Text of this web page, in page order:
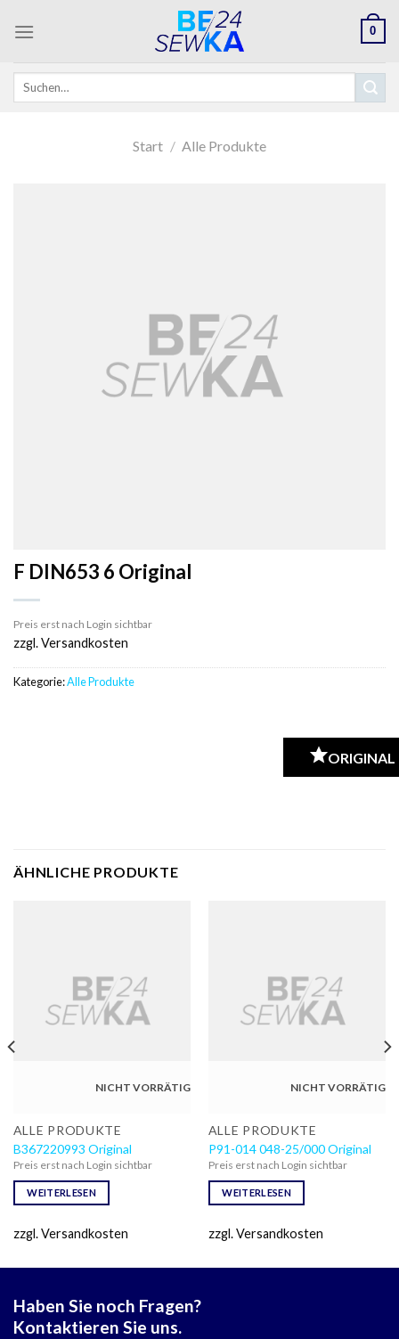
0
Suchen
Start / Alle Produkte
F DIN653 6 Original
Preis erst nach Login sichtbar
zzgl. Versandkosten
Kategorie:Alle Produkte
ORIGINAL
ÄHNLICHE PRODUKTE
NICHT VORRÄTIG
ALLE PRODUKTE
B367220993 Original
Preis erst nach Login sichtbar
WEITERLESEN
zzgl. Versandkosten
NICHT VORRÄTIG
ALLE PRODUKTE
P91-014 048-25/000 Original
Preis erst nach Login sichtbar
WEITERLESEN
zzgl. Versandkosten
Haben Sie noch Fragen?
Kontaktieren Sie uns.